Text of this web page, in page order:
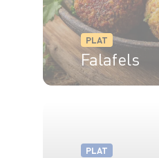
PLAT
Falafels
PLAT